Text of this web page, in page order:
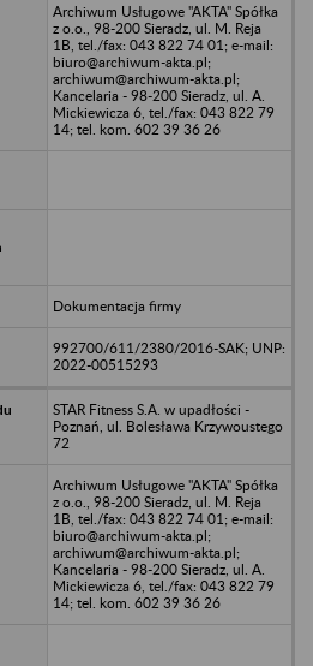
Archiwum Usługowe "AKTA" Spółka
z o.o., 98-200 Sieradz, ul. M. Reja
1B, tel./fax: 043 822 74 01; e-mail:
biuro@archiwum-akta.pl;
archiwum@archiwum-akta.pl;
Kancelaria - 98-200 Sieradz, ul. A.
Mickiewicza 6, tel./fax: 043 822 79
14; tel. kom. 602 39 36 26
Dokumentacja firmy
992700/611/2380/2016-SAK; UNP:
2022-00515293
STAR Fitness S.A. w upadłości -
Poznań, ul. Bolesława Krzywoustego
72
Archiwum Usługowe "AKTA" Spółka
z o.o., 98-200 Sieradz, ul. M. Reja
1B, tel./fax: 043 822 74 01; e-mail:
biuro@archiwum-akta.pl;
archiwum@archiwum-akta.pl;
Kancelaria - 98-200 Sieradz, ul. A.
Mickiewicza 6, tel./fax: 043 822 79
14; tel. kom. 602 39 36 26